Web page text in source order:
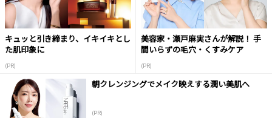
キュッと引き締まり、イキイキとし
た肌印象に
(PR)
美容家・瀬戸麻実さんが解説！ 手
間いらずの毛穴・くすみケア
(PR)
朝クレンジングでメイク映えする潤い美肌へ
(PR)